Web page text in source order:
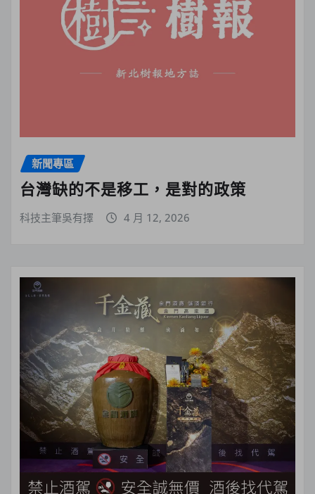
新聞專區
台灣缺的不是移工，是對的政策
科技主筆吳有擇 4 月 12, 2026